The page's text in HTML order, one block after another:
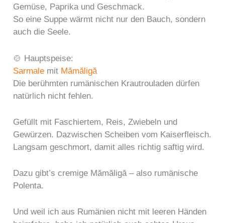
Gemüse, Paprika und Geschmack.
So eine Suppe wärmt nicht nur den Bauch, sondern
auch die Seele.
🍲 Hauptspeise:
Sarmale mit Mămăligă
Die berühmten rumänischen Krautrouladen dürfen
natürlich nicht fehlen.
Gefüllt mit Faschiertem, Reis, Zwiebeln und
Gewürzen. Dazwischen Scheiben vom Kaiserfleisch.
Langsam geschmort, damit alles richtig saftig wird.
Dazu gibt’s cremige Mămăligă – also rumänische
Polenta.
Und weil ich aus Rumänien nicht mit leeren Händen